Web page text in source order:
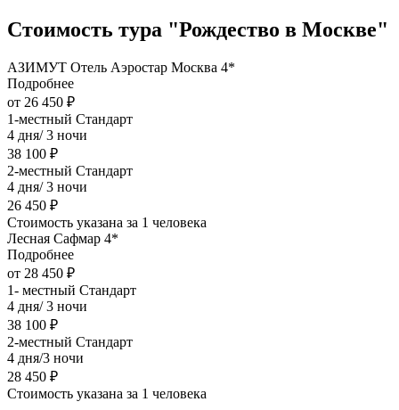
Стоимость тура "Рождество в Москве"
АЗИМУТ Отель Аэростар Москва 4*
Подробнее
от 26 450 ₽
1-местный Стандарт
4 дня/ 3 ночи
38 100 ₽
2-местный Стандарт
4 дня/ 3 ночи
26 450 ₽
Стоимость указана за 1 человека
Лесная Сафмар 4*
Подробнее
от 28 450 ₽
1- местный Стандарт
4 дня/ 3 ночи
38 100 ₽
2-местный Стандарт
4 дня/3 ночи
28 450 ₽
Стоимость указана за 1 человека